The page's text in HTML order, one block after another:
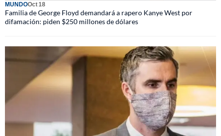
MUNDOOct 18
Familia de George Floyd demandará a rapero Kanye West por
difamación: piden $250 millones de dólares